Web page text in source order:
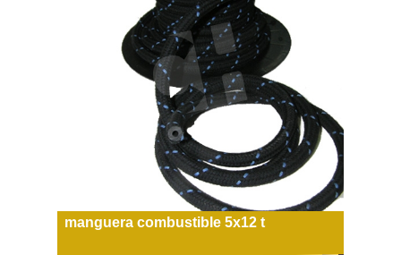
manguera combustible 5x12 t